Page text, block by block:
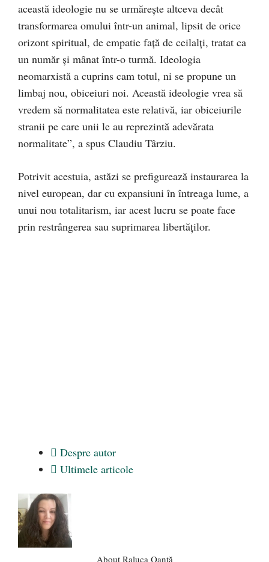
această ideologie nu se urmărește altceva decât
transformarea omului într-un animal, lipsit de orice
orizont spiritual, de empatie față de ceilalți, tratat ca
un număr și mânat într-o turmă. Ideologia
neomarxistă a cuprins cam totul, ni se propune un
limbaj nou, obiceiuri noi. Această ideologie vrea să
vredem să normalitatea este relativă, iar obiceiurile
stranii pe care unii le au reprezintă adevărata
normalitate”, a spus Claudiu Târziu.
Potrivit acestuia, astăzi se prefigurează instaurarea la
nivel european, dar cu expansiuni în întreaga lume, a
unui nou totalitarism, iar acest lucru se poate face
prin restrângerea sau suprimarea libertăților.
Despre autor
Ultimele articole
About Raluca Oanță